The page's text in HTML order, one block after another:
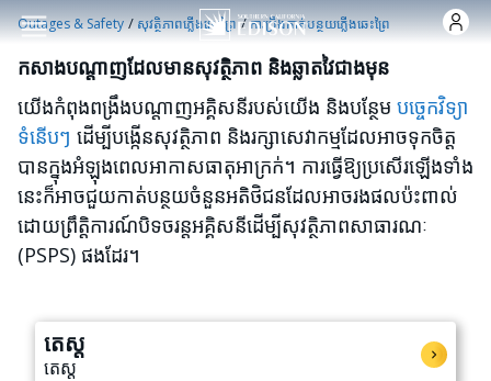
Skip to main content
Outages & Safety /សុវត្ថិភាពភ្លើងឆេះព្រៃ /ការប្រឹងកាត់បន្ថយភ្លើងឆេះព្រៃ
កសាងបណ្តាញដែលមានសុវត្ថិភាព និងឆ្លាតវៃជាងមុន
យើងកំពុងពង្រឹងបណ្តាញអគ្គិសនីរបស់យើង និងបន្ថែម បច្ចេកវិទ្យា
ទំនើបៗ ដើម្បីបង្កើនសុវត្ថិភាព និងរក្សាសេវាកម្មដែលអាចទុកចិត្ត
បានក្នុងអំឡុងពេលអាកាសធាតុអាក្រក់។ ការធ្វើឱ្យប្រសើរឡើងទាំង
នេះក៏អាចជួយកាត់បន្ថយចំនួនអតិថិជនដែលអាចរងផលប៉ះពាល់
ដោយព្រឹត្តិការណ៍បិទចរន្តអគ្គិសនីដើម្បីសុវត្ថិភាពសាធារណៈ
(PSPS) ផងដែរ។
តេស្ត
តេស្ត